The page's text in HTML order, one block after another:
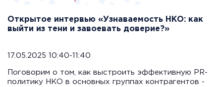
Открытое интервью «Узнаваемость НКО: как
выйти из тени и завоевать доверие?»
17.05.2025 10:40-11:40
Поговорим о том, как выстроить эффективную PR-
политику НКО в основных группах контрагентов -